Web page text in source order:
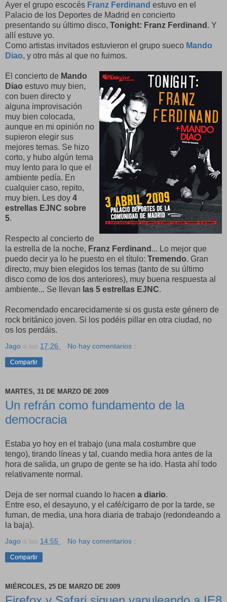
Ayer el grupo escocés Franz Ferdinand estuvo en el
Palacio de los Deportes de Madrid en concierto
presentando su último disco, Tonight: Franz Ferdinand . Y
allí estuve yo.
Como artistas invitados estuvieron el grupo sueco Mando
Diao, y otro más al que no fuimos.
El concierto de Mando
Diao estuvo muy bien,
con buen directo y
alguna improvisación
muy bien colocada,
aunque en mi opinión no
supieron elegir sus
mejores temas. Se hizo
corto, y hubo algún tema
muy lento para lo que el
ambiente pedía. En
cualquier caso, repito,
muy bien. Les doy 4
estrellas EJNC sobre
5.
Respecto al concierto de
la estrella de la noche, Franz Ferdinand ... Lo mejor que
puedo decir ya lo he puesto en el título: Tremendo. Gran
directo, muy bien elegidos los temas (tanto de su último
disco como de los dos anteriores), muy buena respuesta al
ambiente... Se llevan las 5 estrellas EJNC.
Recomendado encarecidamente si os gusta este género de
rock británico joven. Si los podéis pillar en otra ciudad, no
os los perdáis.
Jago a las 17:26 No hay comentarios :
Compartir
MARTES, 31 DE MARZO DE 2009
Un refrán como fundamento de la
democracia
Estaba yo hoy en el trabajo (una mala costumbre que
tengo), tirando líneas y tal, cuando media hora antes de la
hora de salida, un grupo de gente se ha ido. Hasta ahí todo
relativamente normal.
Deja de ser normal cuando lo hacen a diario.
Entre eso, el desayuno, y el café/cigarro de por la tarde, se
fuman, de media, una hora diaria de trabajo (redondeando a
la baja).
Jago a las 14:55 No hay comentarios :
Compartir
MIÉRCOLES, 25 DE MARZO DE 2009